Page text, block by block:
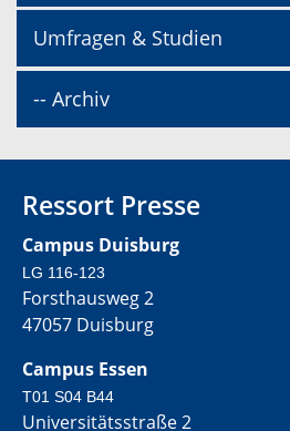
Umfragen & Studien
-- Archiv
Ressort Presse
Campus Duisburg
LG 116-123
Forsthausweg 2
47057 Duisburg
Campus Essen
T01 S04 B44
Universitätsstraße 2